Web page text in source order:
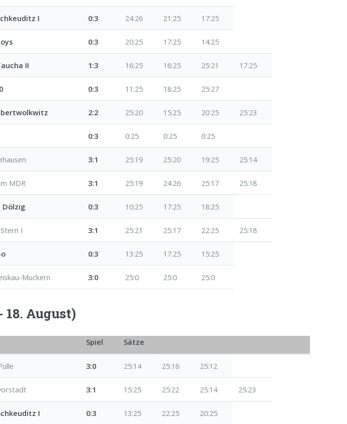
I 0:3 24:26 21:25 17:25
0:3 20:25 17:25 14:25
II 1:3 16:25 16:25 25:21 17:25
0:3 11:25 18:25 25:27
2:2 25:20 15:25 20:25 25:23
0:3 0:25 0:25 0:25
3:1 25:19 25:20 19:25 25:14
MDR 3:1 25:19 24:26 25:17 25:18
Dölzig 0:3 10:25 17:25 18:25
I 3:1 25:21 25:17 22:25 25:18
0:3 13:25 17:25 15:25
Muckern 3:0 25:0 25:0 25:0
18. August)
Spiel Sätze
3:0 25:14 25:16 25:12
3:1 15:25 25:22 25:14 25:23
I 0:3 13:25 22:25 20:25